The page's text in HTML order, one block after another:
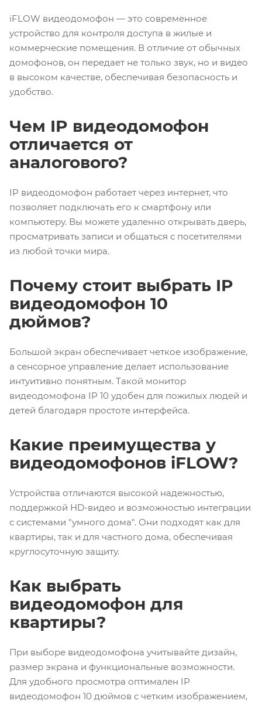
iFLOW видеодомофон — это современное
устройство для контроля доступа в жилые и
коммерческие помещения. В отличие от обычных
домофонов, он передает не только звук, но и видео
в высоком качестве, обеспечивая безопасность и
удобство.
Чем IP видеодомофон
отличается от
аналогового?
IP видеодомофон работает через интернет, что
позволяет подключать его к смартфону или
компьютеру. Вы можете удаленно открывать дверь,
просматривать записи и общаться с посетителями
из любой точки мира.
Почему стоит выбрать IP
видеодомофон 10
дюймов?
Большой экран обеспечивает четкое изображение,
а сенсорное управление делает использование
интуитивно понятным. Такой монитор
видеодомофона IP 10 удобен для пожилых людей и
детей благодаря простоте интерфейса.
Какие преимущества у
видеодомофонов iFLOW?
Устройства отличаются высокой надежностью,
поддержкой HD-видео и возможностью интеграции
с системами "умного дома". Они подходят как для
квартиры, так и для частного дома, обеспечивая
круглосуточную защиту.
Как выбрать
видеодомофон для
квартиры?
При выборе видеодомофона учитывайте дизайн,
размер экрана и функциональные возможности.
Для удобного просмотра оптимален IP
видеодомофон 10 дюймов с четким изображением,